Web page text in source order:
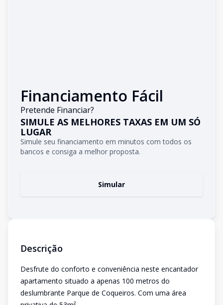
Financiamento Fácil
Pretende Financiar?
SIMULE AS MELHORES TAXAS EM UM SÓ
LUGAR
Simule seu financiamento em minutos com todos os
bancos e consiga a melhor proposta.
Simular
Descrição
Desfrute do conforto e conveniência neste encantador
apartamento situado a apenas 100 metros do
deslumbrante Parque de Coqueiros. Com uma área